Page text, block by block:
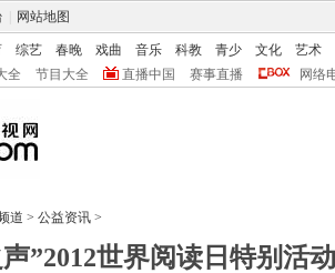
网站地图
综艺 春晚 戏曲 音乐 科教 青少 文化
艺术
全 节目大全 直播中国 赛事直播 网络
道 > 公益资讯 >
”2012世界阅读日特别活